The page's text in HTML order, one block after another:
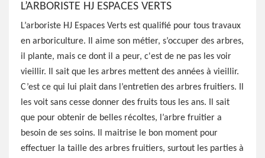
L’ARBORISTE HJ ESPACES VERTS
L’arboriste HJ Espaces Verts est qualifié pour tous travaux
en arboriculture. Il aime son métier, s’occuper des arbres,
il plante, mais ce dont il a peur, c'est de ne pas les voir
vieillir. Il sait que les arbres mettent des années à vieillir.
C’est ce qui lui plait dans l’entretien des arbres fruitiers. Il
les voit sans cesse donner des fruits tous les ans. Il sait
que pour obtenir de belles récoltes, l’arbre fruitier a
besoin de ses soins. Il maitrise le bon moment pour
effectuer la taille des arbres fruitiers, surtout les parties à